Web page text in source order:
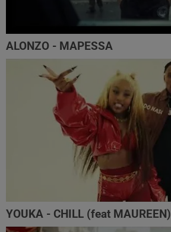
ALONZO - MAPESSA
YOUKA - CHILL (feat MAUREEN)